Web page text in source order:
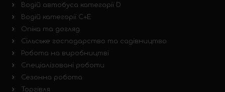
Водій автобуса категорії D
Водій категорії C+E
Опіка та догляд
Сільське господарство та садівництво
Робота на виробництві
Спеціалізовані роботи
Сезонна робота
Торгівля